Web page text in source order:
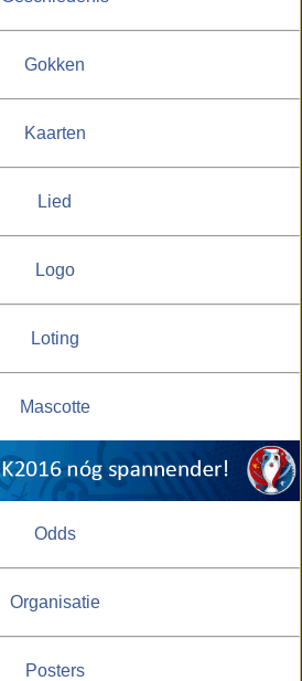
Gokken
Kaarten
Lied
Logo
Loting
Mascotte
Odds
Organisatie
Posters